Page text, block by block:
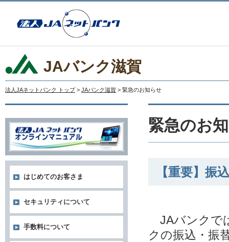
JAバンク滋賀
法人JAネットバンク トップ > JAバンク滋賀 > 緊急のお知らせ
緊急のお
【重要】振
JAバンクで
クの振込・振
はじめてのお客さま
セキュリティについて
手数料について